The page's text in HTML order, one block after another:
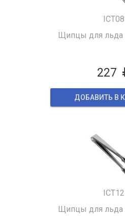
ICT08
Щипцы для льда
227
ДОБАВИТЬ В
ICT12
Щипцы для льда